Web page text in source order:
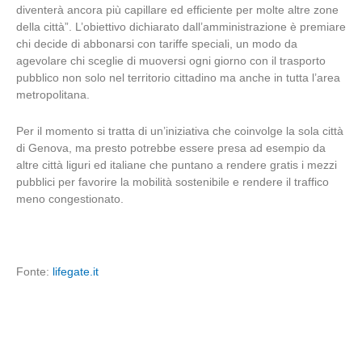
diventerà ancora più capillare ed efficiente per molte altre zone
della città”. L’obiettivo dichiarato dall’amministrazione è premiare
chi decide di abbonarsi con tariffe speciali, un modo da
agevolare chi sceglie di muoversi ogni giorno con il trasporto
pubblico non solo nel territorio cittadino ma anche in tutta l’area
metropolitana.
Per il momento si tratta di un’iniziativa che coinvolge la sola città
di Genova, ma presto potrebbe essere presa ad esempio da
altre città liguri ed italiane che puntano a rendere gratis i mezzi
pubblici per favorire la mobilità sostenibile e rendere il traffico
meno congestionato.
Fonte: lifegate.it